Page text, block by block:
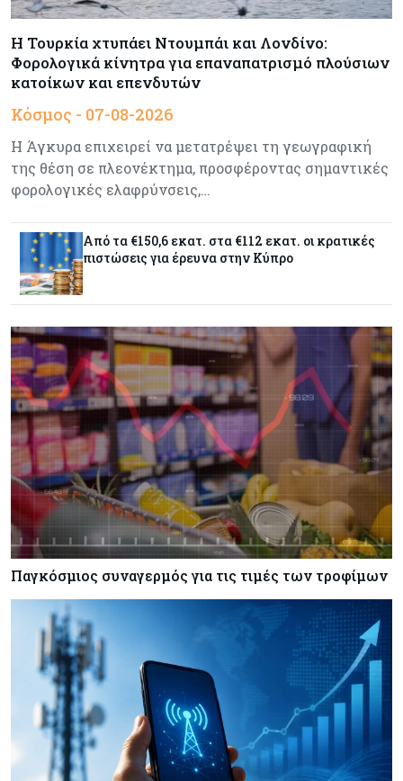
Δαμιανός για GSI: Θετική εξέλιξη η είσοδος της
Meridiam - Σειρά έχει η μελέτη της ΕΤΕπ
Crypto
Γιατί το Bitcoin διχάζει αναλυτές και αγορά
Ελλάδα
Goldman Sachs: Το Brent θα κυμανθεί στα $80-
90/βαρέλι μέχρι να υπάρξουν εξελίξεις στη
Μέση Ανατολή
Κόσμος 07-08-2026
Σαουδική Αραβία, Πακιστάν και Τουρκία
υπογράφουν συμφωνία για αμοιβαία άμυνα
Εμπορεύματα 07-08-2026
Πετρέλαιο: Πιάνει και πάλι τα 83 δολάρια το
Brent μετά το σχέδιο του Ιράν για τα Στενά του
Ορμούζ
Κόσμος 07-08-2026
Ευρωπαϊκή αυτοκινητοβιομηχανία: Αναζητά
σωσίβιο στην Κίνα
Κύπρος 07-08-2026
Πώς οι κυπριακές τράπεζες «τιμολογούν» τον
πόλεμο
Η Τουρκία χτυπάει Ντουμπάι και Λονδίνο:
Φορολογικά κίνητρα για επαναπατρισμό πλούσιων
κατοίκων και επενδυτών
Κόσμος - 07-08-2026
Η Άγκυρα επιχειρεί να μετατρέψει τη γεωγραφική
της θέση σε πλεονέκτημα, προσφέροντας σημαντικές
φορολογικές ελαφρύνσεις,…
Από τα €150,6 εκατ. στα €112 εκατ. οι κρατικές
πιστώσεις για έρευνα στην Κύπρο
Παγκόσμιος συναγερμός για τις τιμές των τροφίμων